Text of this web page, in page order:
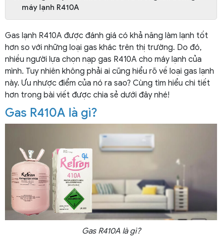
máy lạnh R410A
Gas lạnh R410A được đánh giá có khả năng làm lạnh tốt
hơn so với những loại gas khác trên thị trường. Do đó,
nhiều người lựa chọn nạp gas R410A cho máy lạnh của
mình. Tuy nhiên không phải ai cũng hiểu rõ về loại gas lạnh
này. Ưu nhược điểm của nó ra sao? Cùng tìm hiểu chi tiết
hơn trong bài viết được chia sẻ dưới đây nhé!
Gas R410A là gì?
Gas R410A là gì?